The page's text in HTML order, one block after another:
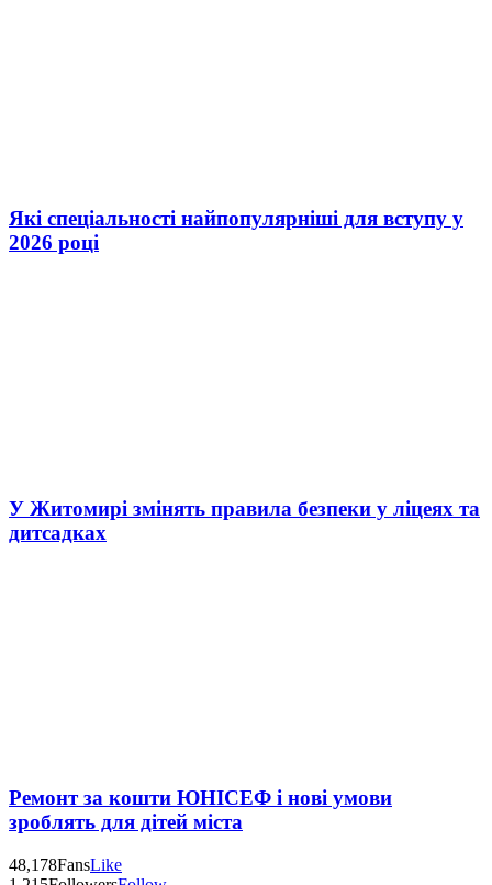
Які спеціальності найпопулярніші для вступу у
2026 році
У Житомирі змінять правила безпеки у ліцеях та
дитсадках
Ремонт за кошти ЮНІСЕФ і нові умови
зроблять для дітей міста
48,178FansLike